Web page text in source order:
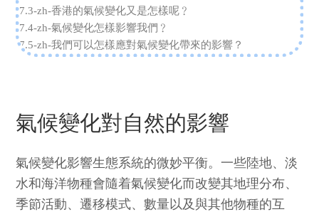
7.3-zh-香港的氣候變化又是怎樣呢﹖
7.4-zh-氣候變化怎樣影響我們﹖
7.5-zh-我們可以怎樣應對氣候變化帶來的影響？
氣候變化對自然的影響
氣候變化影響生態系統的微妙平衡。一些陸地、淡
水和海洋物種會隨着氣候變化而改變其地理分布、
季節活動、遷移模式、數量以及與其他物種的互